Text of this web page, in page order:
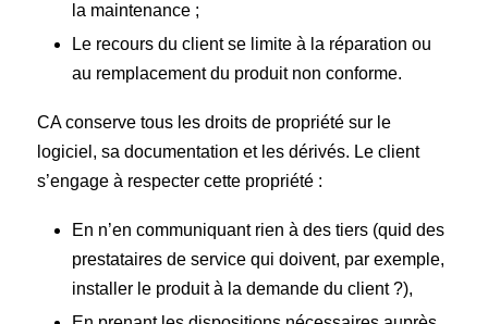
la maintenance ;
Le recours du client se limite à la réparation ou
au remplacement du produit non conforme.
CA conserve tous les droits de propriété sur le
logiciel, sa documentation et les dérivés. Le client
s’engage à respecter cette propriété :
En n’en communiquant rien à des tiers (quid des
prestataires de service qui doivent, par exemple,
installer le produit à la demande du client ?),